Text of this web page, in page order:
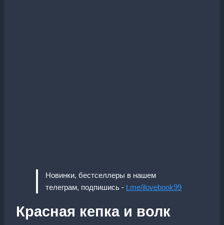
Новинки, бестселлеры в нашем
телеграм, подпишись - t.me/ilovebook99
Красная кепка и волк